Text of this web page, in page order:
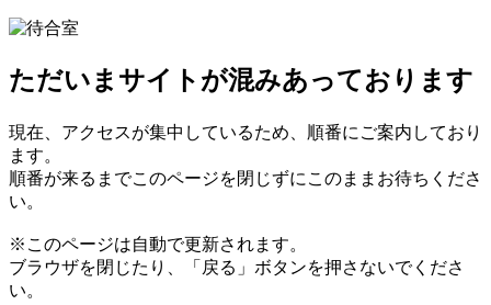
ただいまサイトが混みあっております
現在、アクセスが集中しているため、順番にご案内しており
ます。
順番が来るまでこのページを閉じずにこのままお待ちくださ
い。
※このページは自動で更新されます。
ブラウザを閉じたり、「戻る」ボタンを押さないでくださ
い。